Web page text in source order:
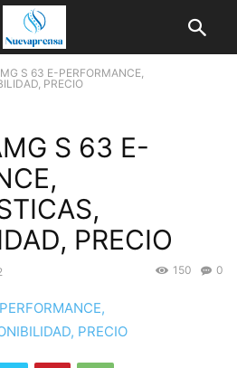
S 63 E-PERFORMANCE,
PRECIO
S 63 E-
PRECIO
0
150